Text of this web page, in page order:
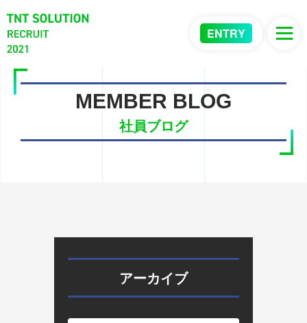
ENTRY
MEMBER BLOG
社員ブログ
アーカイブ